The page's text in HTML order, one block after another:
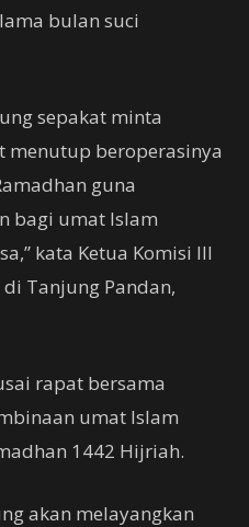
bulan suci
sepakat minta
menutup beroperasinya
guna
bagi umat Islam
kata Ketua Komisi III
Tanjung Pandan,
rapat bersama
umat Islam
1442 Hijriah.
akan melayangkan